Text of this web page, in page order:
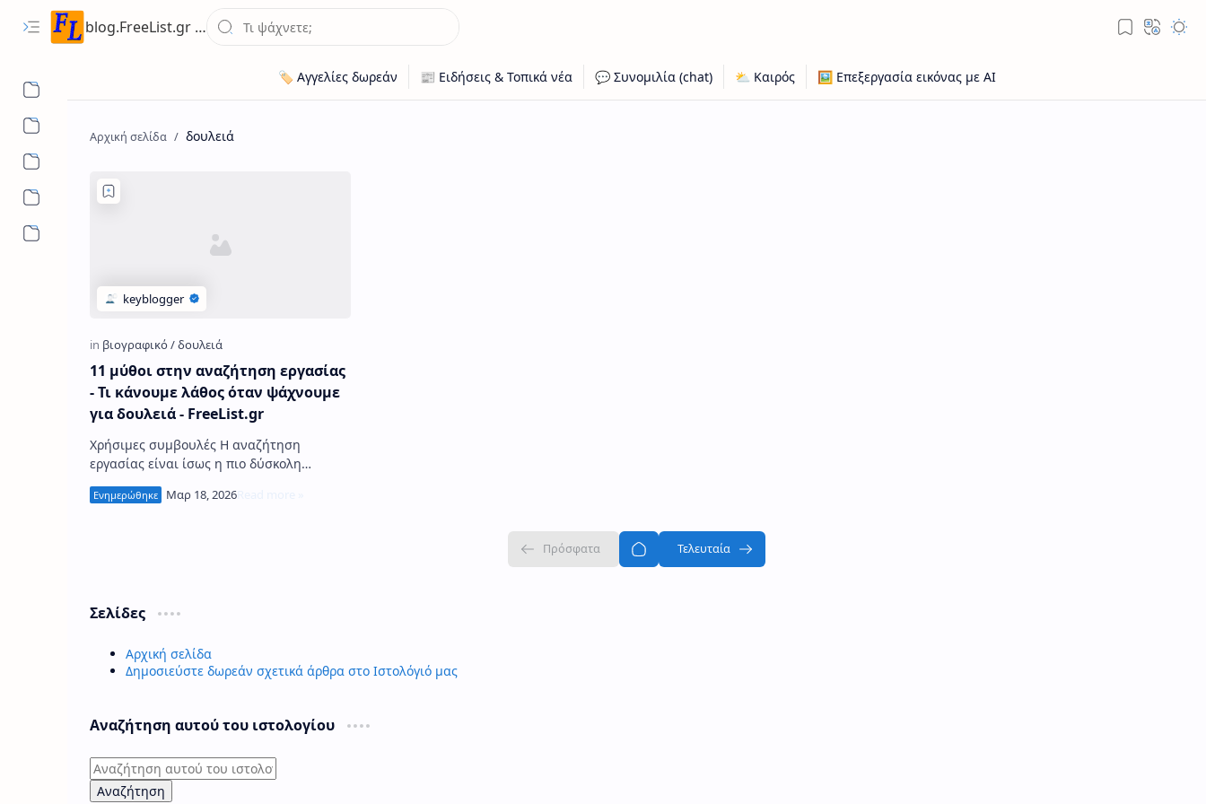
blog.FreeList.gr - Ενημερωτικό Ιστολόγιο ποικίλης ύλης για ευκαιρίες εργασίας, ακίνητων, οχήματων
δουλειά
11 μύθοι στην αναζήτηση εργασίας
- Τι κάνουμε λάθος όταν ψάχνουμε
για δουλειά - FreeList.gr
Χρήσιμες συμβουλές Η αναζήτηση
εργασίας είναι ίσως η πιο δύσκολη
δουλειά που έχει κάνει κάποιος στη ζωή
του. Αν και υπάρχουν χιλιάδες τρόπο…
Σελίδες
Αρχική σελίδα
Δημοσιεύστε δωρεάν σχετικά άρθρα στο Ιστολόγιό μας
Αναζήτηση αυτού του ιστολογίου